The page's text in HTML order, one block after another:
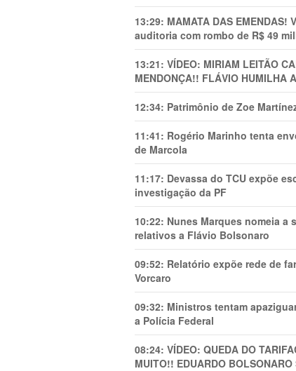
13:29: MAMATA DAS
auditoria com rombo de R$ 49
13:21: VÍDEO: MIRIAM LEITÃO
MENDONÇA!! FLÁVIO HUMILHA
12:34: Patrimônio de Zoe
11:41: Rogério Marinho tenta
de Marcola
11:17: Devassa do TCU expõe
investigação da PF
10:22: Nunes Marques nomeia a
relativos a Flávio Bolsonaro
09:52: Relatório expõe rede de
Vorcaro
09:32: Ministros tentam
a Polícia Federal
08:24: VÍDEO: QUEDA DO
MUITO!! EDUARDO BOLSONARO